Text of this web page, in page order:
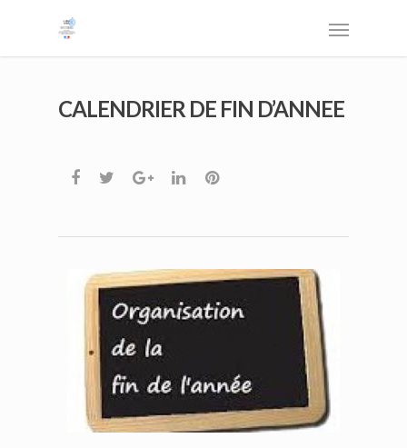
CALENDRIER DE FIN D’ANNEE